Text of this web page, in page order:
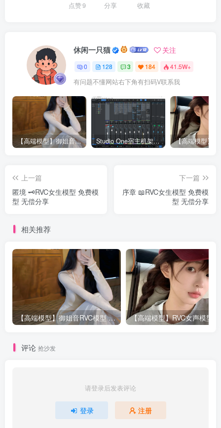
点赞9 分享 收藏
休闲一只猫 关注
0 128 3 184 41.5W+
有问题不懂网站右下角有扫码V联系我
【高端模型】御姐音RVC模型 多个精品模型合并 支持唱歌 Studio One宿主机架精调效果-已设置RVC接入接口（包含插件包）
上一篇
匿境 🗝️RVC女生模型 免费模
型 无偿分享
下一篇
序章 📖RVC女生模型 免费模
型 无偿分享
相关推荐
【高端模型】御姐音RVC模型 多个精品模型合并 支持唱歌
评论 抢沙发
请登录后发表评论
登录 注册